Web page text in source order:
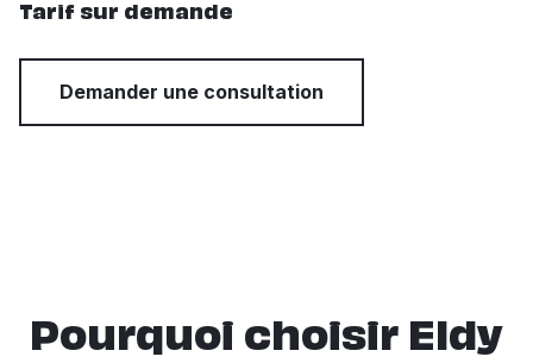
Tarif sur demande
Demander une consultation
Pourquoi choisir Eldy